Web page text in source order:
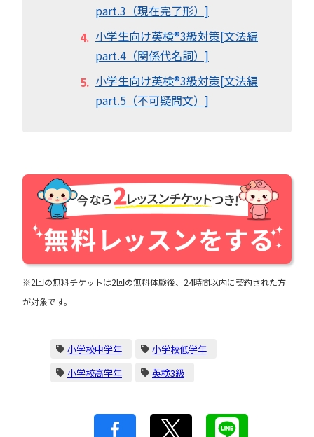
part.3（現在完了形）]
小学生向け英検®︎3級対策[文法編
part.4（関係代名詞）]
小学生向け英検®︎3級対策[文法編
part.5（不可疑問文）]
※2回の無料チケットは2回の無料体験後、24時間以内に契約された方
が対象です。
小学校中学年
小学校低学年
小学校高学年
英検3級